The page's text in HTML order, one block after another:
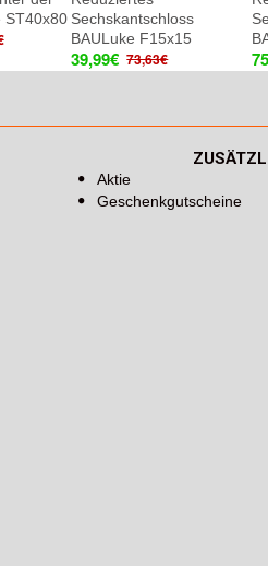
F50x30
BAULuke
571,37€ 681,85€
Aktie
Geschenkgutscheine